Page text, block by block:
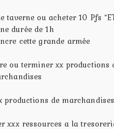
taverne ou acheter 10 Pfs
durée de 1h
cette grande armée
ou terminer xx productions
de
xxx ressources a la